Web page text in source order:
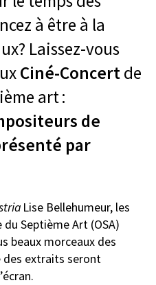
à être à la
Laissez-vous
Ciné-Concertde
art :
de
par
Lise Bellehumeur, les
du Septième Art (OSA)
beaux morceaux des
des extraits seront